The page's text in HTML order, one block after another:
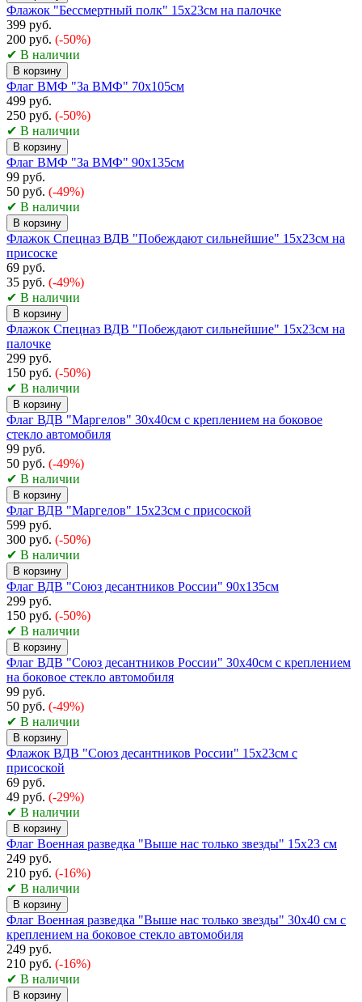
Флажок "Бессмертный полк" 15х23см на палочке
399 руб.
200 руб. (-50%)
✔ В наличии
В корзину
Флаг ВМФ "За ВМФ" 70х105см
499 руб.
250 руб. (-50%)
✔ В наличии
В корзину
Флаг ВМФ "За ВМФ" 90х135см
99 руб.
50 руб. (-49%)
✔ В наличии
В корзину
Флажок Спецназ ВДВ "Побеждают сильнейшие" 15х23см на
присоске
69 руб.
35 руб. (-49%)
✔ В наличии
В корзину
Флажок Спецназ ВДВ "Побеждают сильнейшие" 15х23см на
палочке
299 руб.
150 руб. (-50%)
✔ В наличии
В корзину
Флаг ВДВ "Маргелов" 30х40см с креплением на боковое
стекло автомобиля
99 руб.
50 руб. (-49%)
✔ В наличии
В корзину
Флаг ВДВ "Маргелов" 15х23см с присоской
599 руб.
300 руб. (-50%)
✔ В наличии
В корзину
Флаг ВДВ "Союз десантников России" 90х135см
299 руб.
150 руб. (-50%)
✔ В наличии
В корзину
Флаг ВДВ "Союз десантников России" 30х40см с креплением
на боковое стекло автомобиля
99 руб.
50 руб. (-49%)
✔ В наличии
В корзину
Флажок ВДВ "Союз десантников России" 15х23см с
присоской
69 руб.
49 руб. (-29%)
✔ В наличии
В корзину
Флаг Военная разведка "Выше нас только звезды" 15х23 см
249 руб.
210 руб. (-16%)
✔ В наличии
В корзину
Флаг Военная разведка "Выше нас только звезды" 30х40 см с
креплением на боковое стекло автомобиля
249 руб.
210 руб. (-16%)
✔ В наличии
В корзину